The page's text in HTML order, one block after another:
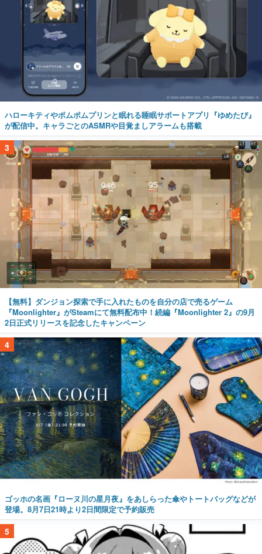
ハローキティやポムポムプリンと眠れる睡眠サポートアプリ『ゆめたび』
が配信中。キャラごとのASMRや目覚ましアラームも搭載
3
【無料】ダンジョン探索で手に入れたものを自分の店で売るゲーム
『Moonlighter』がSteamにて無料配布中！続編『Moonlighter 2』の9月
2日正式リリースを記念したキャンペーン
4
ゴッホの名画『ローヌ川の星月夜』をあしらった傘やトートバッグなどが
登場。8月7日21時より2日間限定で予約販売
5